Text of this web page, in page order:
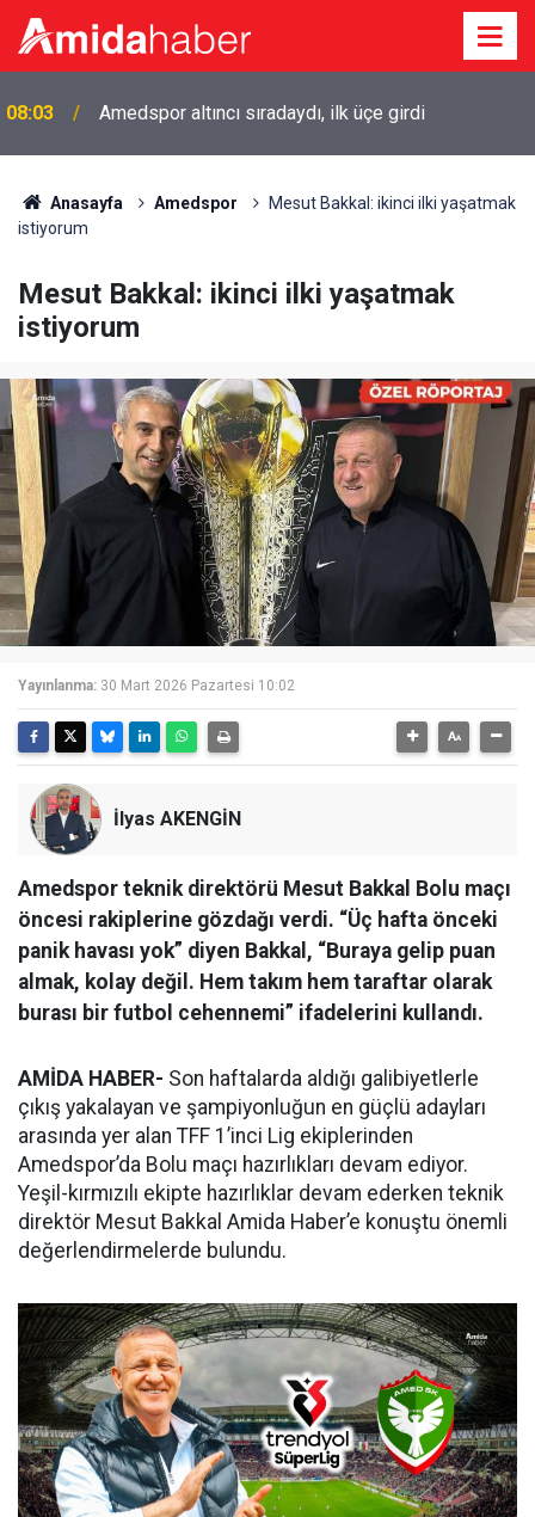
07:24 Diyarbakır’da düğün salonunda kavga: 5 yaralı
Anasayfa Amedspor
Mesut Bakkal: ikinci ilki yaşatmak
istiyorum
Mesut Bakkal: ikinci ilki yaşatmak
istiyorum
Yayınlanma: 30 Mart 2026 Pazartesi 10:02
İlyas AKENGİN
Amedspor teknik direktörü Mesut Bakkal Bolu maçı
öncesi rakiplerine gözdağı verdi. “Üç hafta önceki
panik havası yok” diyen Bakkal, “Buraya gelip puan
almak, kolay değil. Hem takım hem taraftar olarak
burası bir futbol cehennemi” ifadelerini kullandı.
AMİDA HABER- Son haftalarda aldığı galibiyetlerle
çıkış yakalayan ve şampiyonluğun en güçlü adayları
arasında yer alan TFF 1’inci Lig ekiplerinden
Amedspor’da Bolu maçı hazırlıkları devam ediyor.
Yeşil-kırmızılı ekipte hazırlıklar devam ederken teknik
direktör Mesut Bakkal Amida Haber’e konuştu önemli
değerlendirmelerde bulundu.